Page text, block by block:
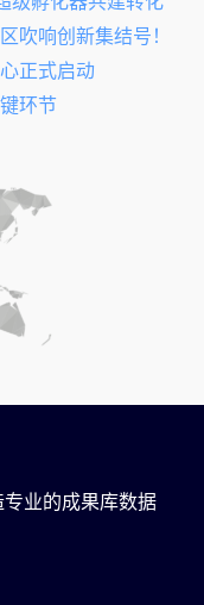
吹响创新集结号！
正式启动
环节
业的成果库数据